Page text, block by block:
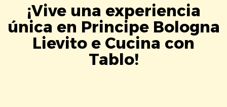
¡Vive una experiencia
única en Principe Bologna
Lievito e Cucina con
Tablo!